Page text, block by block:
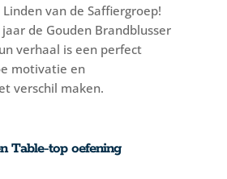
van de Saffiergroep!
de Gouden Brandblusser
verhaal is een perfect
motivatie en
verschil maken.
Table-top oefening